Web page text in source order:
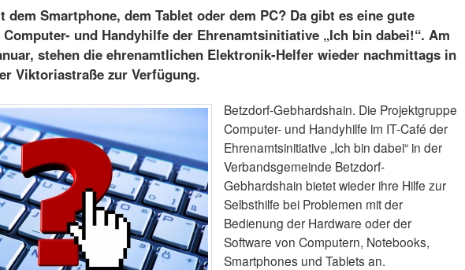
dem Smartphone, dem Tablet oder dem PC? Da gibt es eine gute
und Handyhilfe der Ehrenamtsinitiative „Ich bin dabei!“. Am
stehen die ehrenamtlichen Elektronik-Helfer wieder nachmittags in
Viktoriastraße zur Verfügung.
Betzdorf-Gebhardshain. Die Projektgruppe
Computer- und Handyhilfe im IT-Café der
Ehrenamtsinitiative „Ich bin dabei“ in der
Verbandsgemeinde Betzdorf-
Gebhardshain bietet wieder ihre Hilfe zur
Selbsthilfe bei Problemen mit der
Bedienung der Hardware oder der
Software von Computern, Notebooks,
Smartphones und Tablets an.